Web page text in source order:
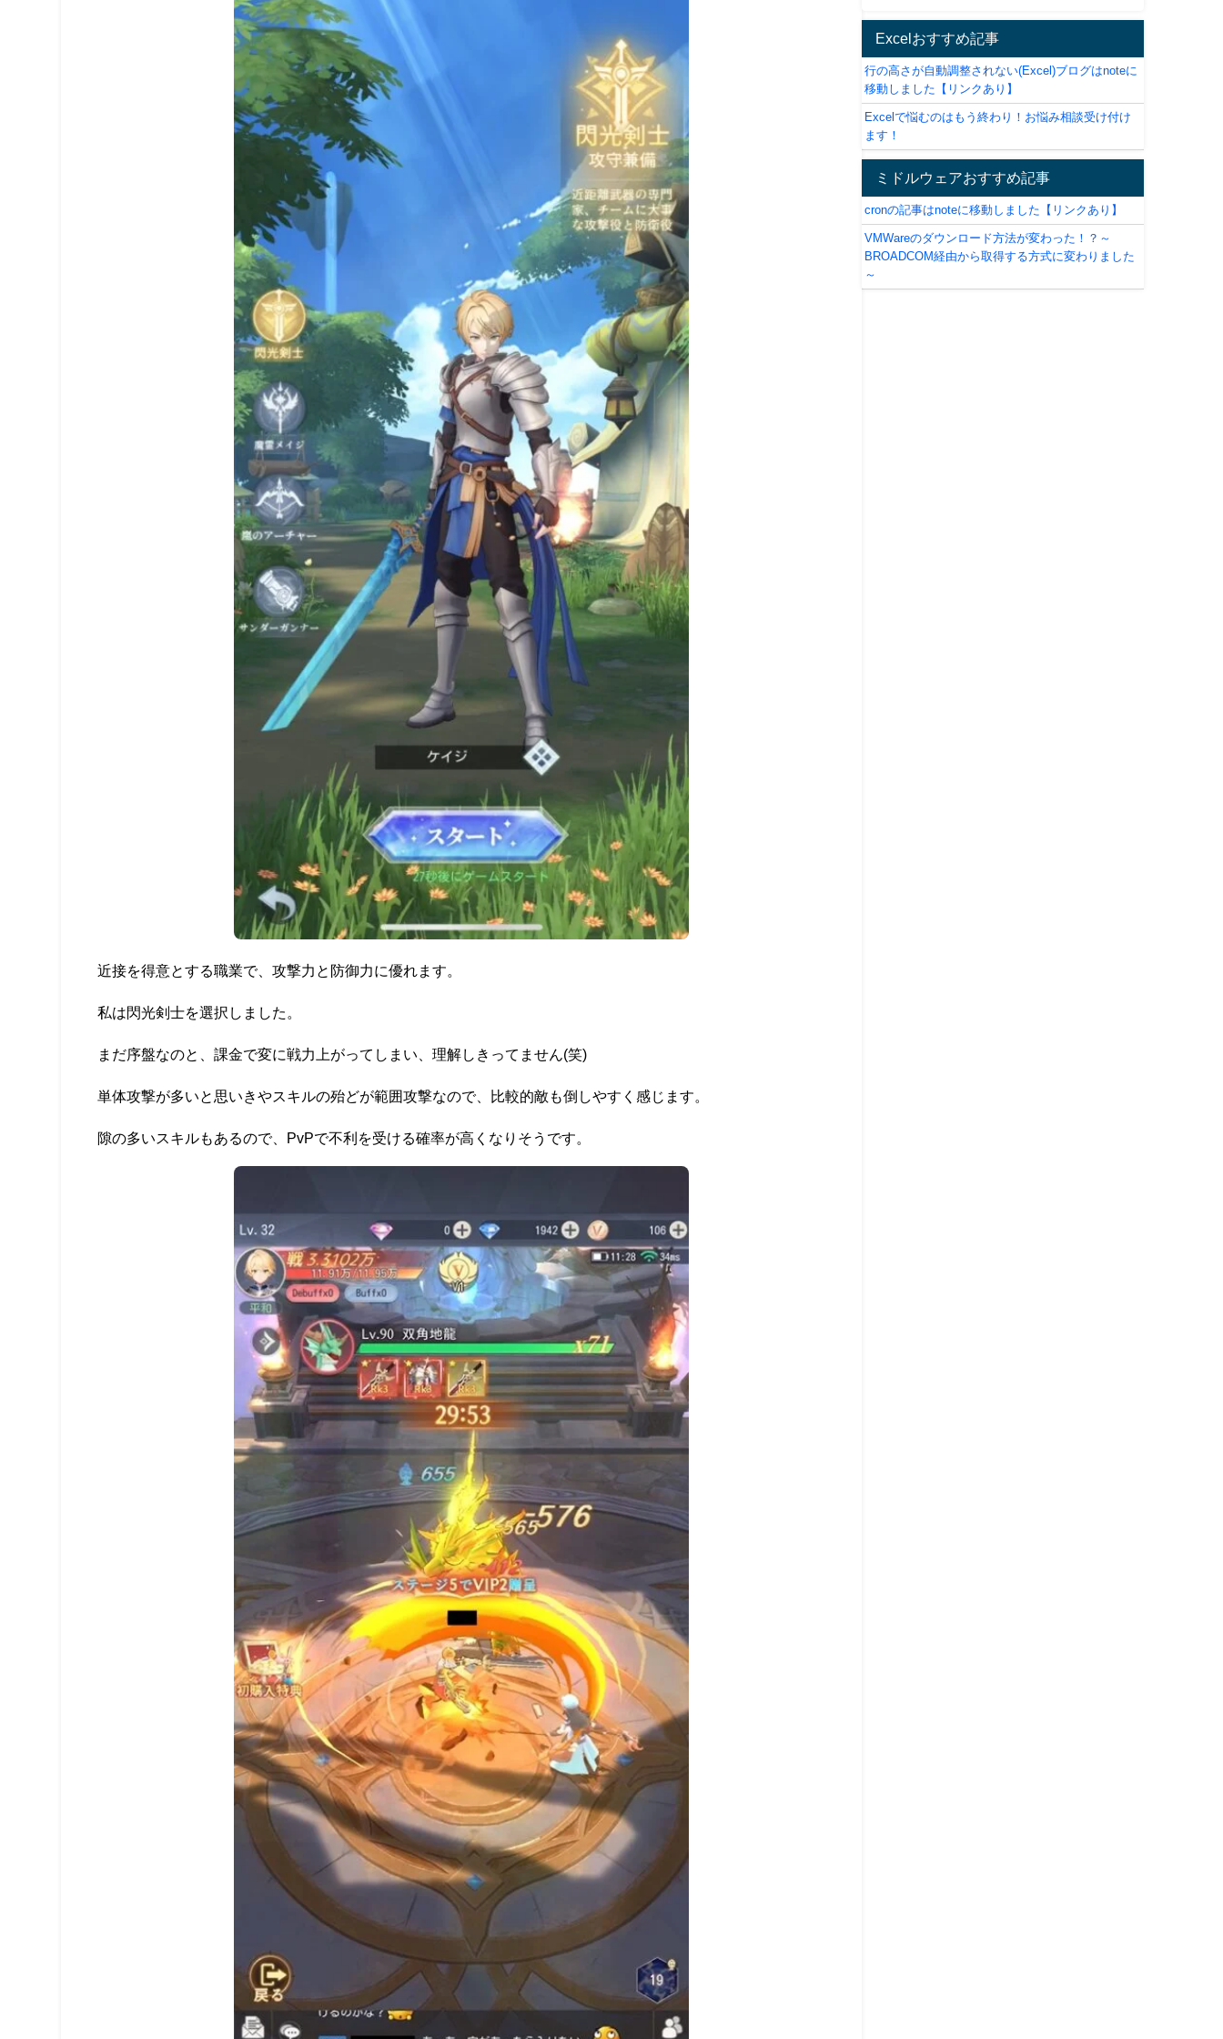
近接を得意とする職業で、攻撃力と防御力に優れます。
私は閃光剣士を選択しました。
まだ序盤なのと、課金で変に戦力上がってしまい、理解しきってません(笑)
単体攻撃が多いと思いきやスキルの殆どが範囲攻撃なので、比較的敵も倒しやすく感じます。
隙の多いスキルもあるので、PvPで不利を受ける確率が高くなりそうです。
Excelおすすめ記事
行の高さが自動調整されない(Excel)ブログはnoteに
移動しました【リンクあり】
Excelで悩むのはもう終わり！お悩み相談受け付け
ます！
ミドルウェアおすすめ記事
cronの記事はnoteに移動しました【リンクあり】
VMWareのダウンロード方法が変わった！？～
BROADCOM経由から取得する方式に変わりました
～